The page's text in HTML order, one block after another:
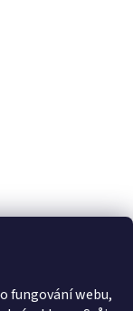
fungování webu,